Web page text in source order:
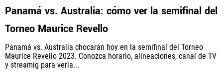
Panamá vs. Australia: cómo ver la semifinal del
Torneo Maurice Revello
Panamá vs. Australia chocarán hoy en la semifinal del Torneo
Maurice Revello 2023. Conozca horario, alineaciones, canal de TV
y streamig para verla...